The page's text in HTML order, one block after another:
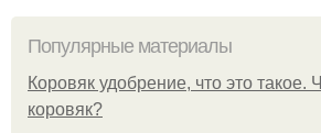
Популярные материалы
Коровяк удобрение, что это такое.
коровяк?